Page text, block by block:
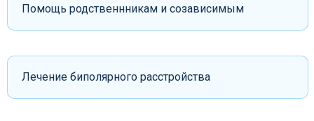
Помощь родственнникам и созависимым
Лечение биполярного расстройства